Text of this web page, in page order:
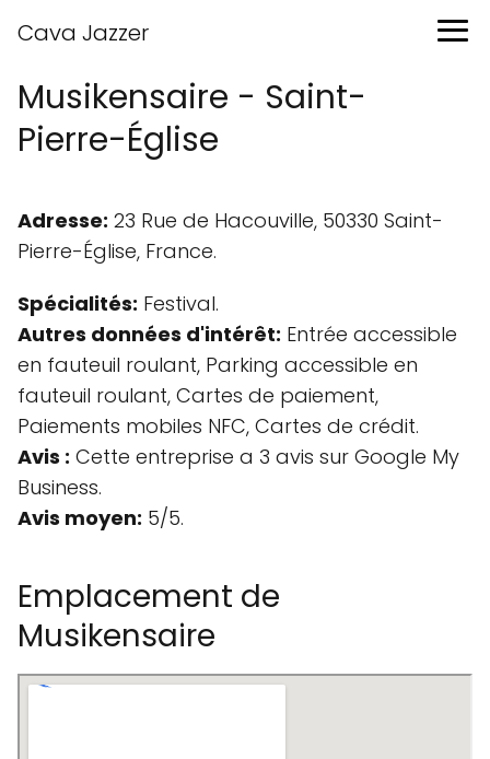
Cava Jazzer
Musikensaire - Saint-
Pierre-Église
Adresse: 23 Rue de Hacouville, 50330 Saint-
Pierre-Église, France.
Spécialités: Festival.
Autres données d'intérêt: Entrée accessible
en fauteuil roulant, Parking accessible en
fauteuil roulant, Cartes de paiement,
Paiements mobiles NFC, Cartes de crédit.
Avis : Cette entreprise a 3 avis sur Google My
Business.
Avis moyen: 5/5.
Emplacement de
Musikensaire